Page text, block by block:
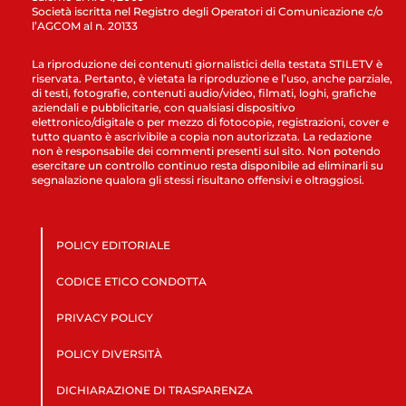
Società iscritta nel Registro degli Operatori di Comunicazione c/o
l’AGCOM al n. 20133
La riproduzione dei contenuti giornalistici della testata STILETV è
riservata. Pertanto, è vietata la riproduzione e l’uso, anche parziale,
di testi, fotografie, contenuti audio/video, filmati, loghi, grafiche
aziendali e pubblicitarie, con qualsiasi dispositivo
elettronico/digitale o per mezzo di fotocopie, registrazioni, cover e
tutto quanto è ascrivibile a copia non autorizzata. La redazione
non è responsabile dei commenti presenti sul sito. Non potendo
esercitare un controllo continuo resta disponibile ad eliminarli su
segnalazione qualora gli stessi risultano offensivi e oltraggiosi.
POLICY EDITORIALE
CODICE ETICO CONDOTTA
PRIVACY POLICY
POLICY DIVERSITÀ
DICHIARAZIONE DI TRASPARENZA